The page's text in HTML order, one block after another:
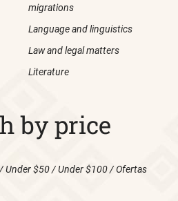
migrations
Language and linguistics
Law and legal matters
Literature
by price
Under $50/Under $100/Ofertas